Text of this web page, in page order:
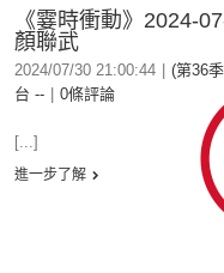
《霎時衝動》2024-
顏聯武
2024/07/30 21:00:44 (第36
台 --
0條評論
[...]
進一步了解